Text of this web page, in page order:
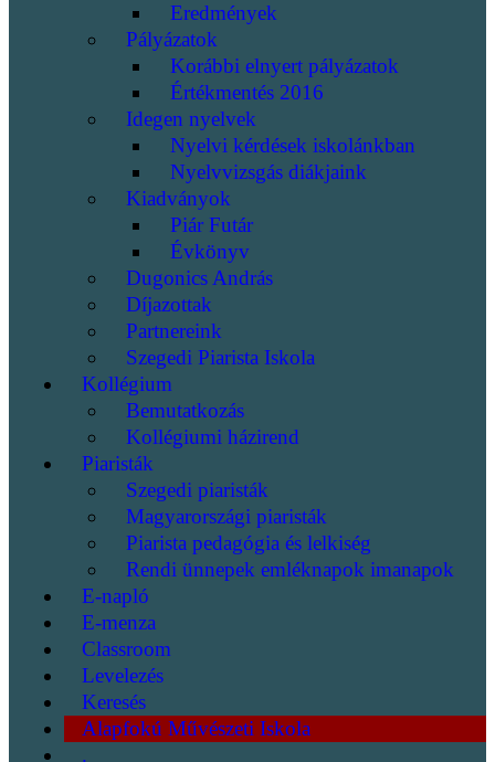
Eredmények
Pályázatok
Korábbi elnyert pályázatok
Értékmentés 2016
Idegen nyelvek
Nyelvi kérdések iskolánkban
Nyelvvizsgás diákjaink
Kiadványok
Piár Futár
Évkönyv
Dugonics András
Díjazottak
Partnereink
Szegedi Piarista Iskola
Kollégium
Bemutatkozás
Kollégiumi házirend
Piaristák
Szegedi piaristák
Magyarországi piaristák
Piarista pedagógia és lelkiség
Rendi ünnepek emléknapok imanapok
E-napló
E-menza
Classroom
Levelezés
Keresés
Alapfokú Művészeti Iskola
.